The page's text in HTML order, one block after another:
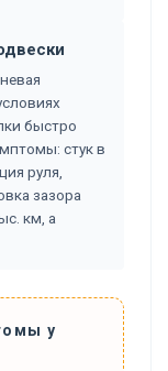
быстро
стук в
руля,
зазора
км, а
у